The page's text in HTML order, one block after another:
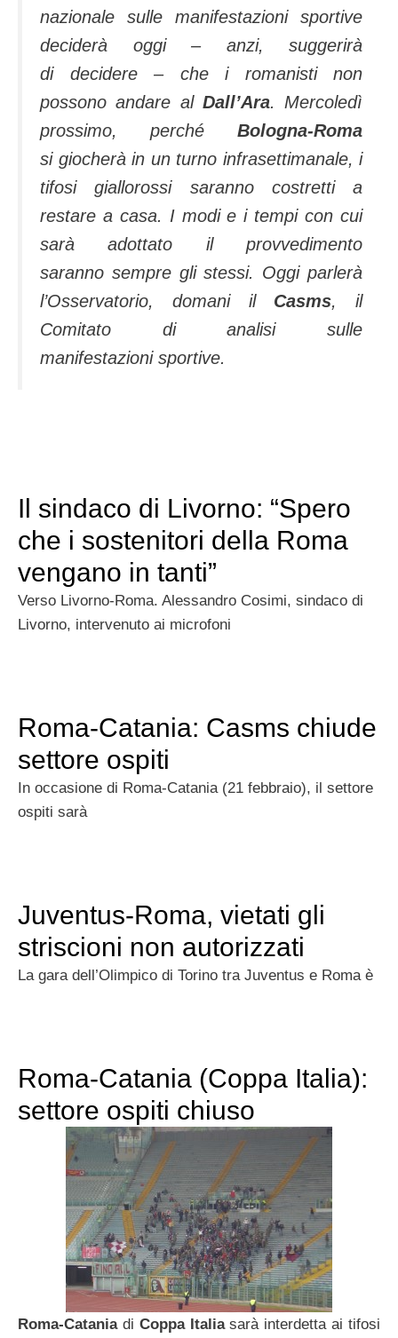
nazionale sulle manifestazioni sportive
deciderà oggi – anzi, suggerirà
di decidere – che i romanisti non
possono andare al Dall’Ara. Mercoledì
prossimo, perché Bologna-Roma
si giocherà in un turno infrasettimanale, i
tifosi giallorossi saranno costretti a
restare a casa. I modi e i tempi con cui
sarà adottato il provvedimento
saranno sempre gli stessi. Oggi parlerà
l’Osservatorio, domani il Casms, il
Comitato di analisi sulle
manifestazioni sportive.
Il sindaco di Livorno: “Spero
che i sostenitori della Roma
vengano in tanti”
Verso Livorno-Roma. Alessandro Cosimi, sindaco di
Livorno, intervenuto ai microfoni
Roma-Catania: Casms chiude
settore ospiti
In occasione di Roma-Catania (21 febbraio), il settore
ospiti sarà
Juventus-Roma, vietati gli
striscioni non autorizzati
La gara dell’Olimpico di Torino tra Juventus e Roma è
Roma-Catania (Coppa Italia):
settore ospiti chiuso
Roma-Cataniadi Coppa Italiasarà interdetta ai tifosi